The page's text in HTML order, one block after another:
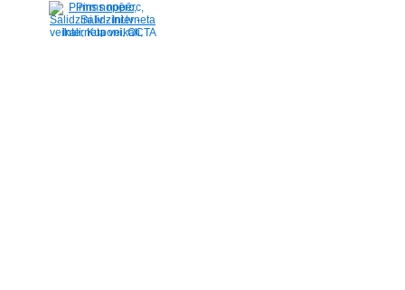
Pirms nopērc,
Salidzini.lv - Interneta
veikali, Kuponi, OCTA